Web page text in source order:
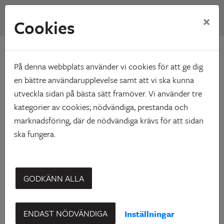
Hem Om Skebo Årsredovisning
Årsredovisning
Ladda ner i pdf-format nedan.
Cookies ×
På denna webbplats använder vi cookies för att ge dig
en bättre användarupplevelse samt att vi ska kunna
utveckla sidan på bästa sätt framöver. Vi använder tre
kategorier av cookies; nödvändiga, prestanda och
marknadsföring, där de nödvändiga krävs för att sidan
ska fungera.
GODKÄNN ALLA
ENDAST NÖDVÄNDIGA Inställningar